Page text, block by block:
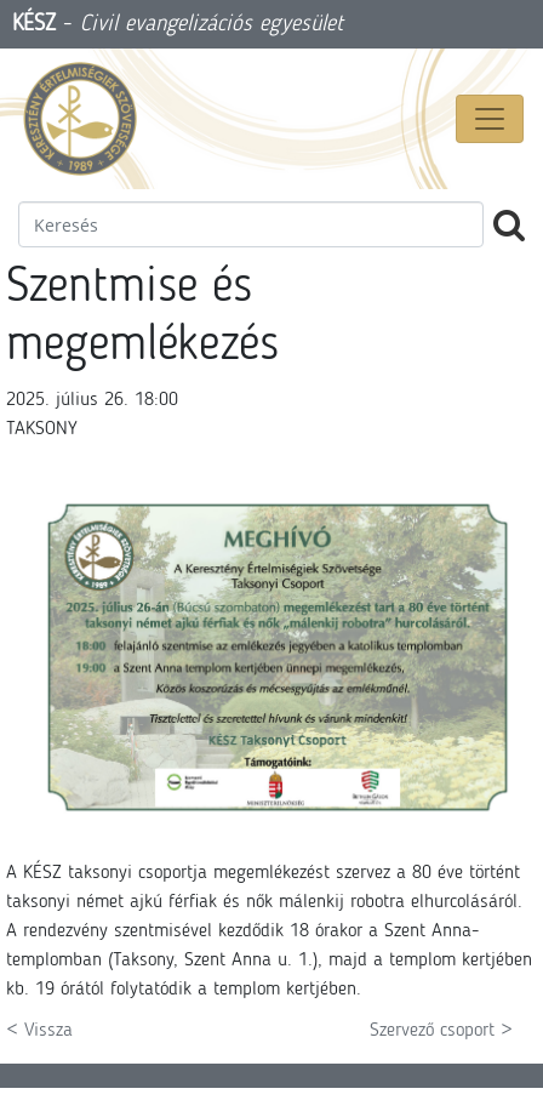
KÉSZ- Civil evangelizációs egyesület
Szentmise és
megemlékezés
2025. július 26. 18:00
TAKSONY
A KÉSZ taksonyi csoportja megemlékezést szervez a 80 éve történt
taksonyi német ajkú férfiak és nők málenkij robotra elhurcolásáról.
A rendezvény szentmisével kezdődik 18 órakor a Szent Anna-
templomban (Taksony, Szent Anna u. 1.), majd a templom kertjében
kb. 19 órától folytatódik a templom kertjében.
< Vissza Szervező csoport >